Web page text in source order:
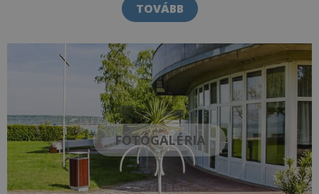
TOVÁBB
FOTÓGALÉRIA